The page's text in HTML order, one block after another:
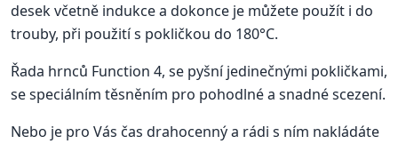
desek včetně indukce a dokonce je můžete použít i do
trouby, při použití s pokličkou do 180°C.
Řada hrnců Function 4, se pyšní jedinečnými pokličkami,
se speciálním těsněním pro pohodlné a snadné scezení.
Nebo je pro Vás čas drahocenný a rádi s ním nakládáte